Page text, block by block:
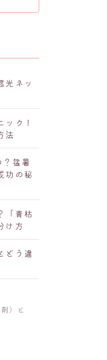
光ネッ
ク！
法
猛暑
功の秘
「青枯
け方
どう違
）と